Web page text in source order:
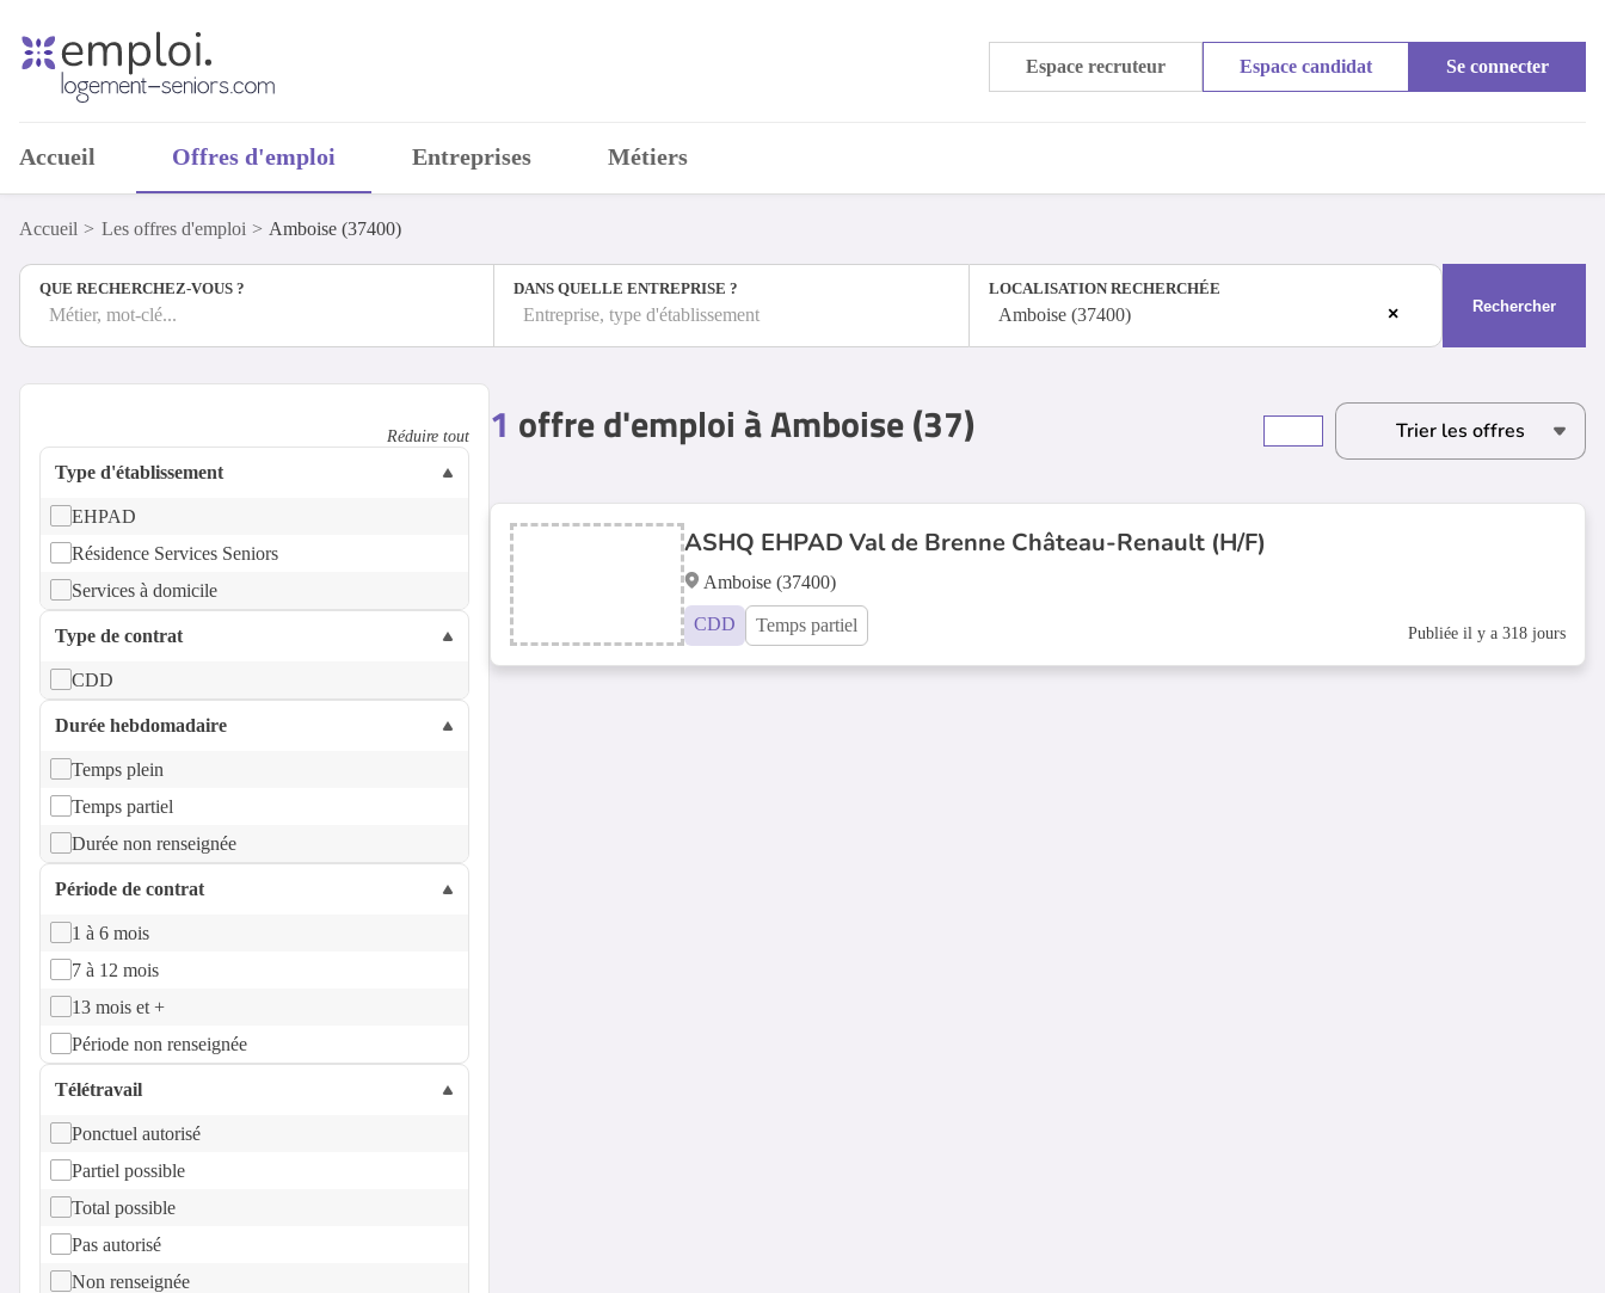
Espace recruteur Espace candidat Se connecter
Accueil Offres d'emploi Entreprises Métiers
Accueil Les offres d'emploi Amboise (37400)
QUE RECHERCHEZ-VOUS ?
Métier, mot-clé...
DANS QUELLE ENTREPRISE ?
Entreprise, type d'établissement
LOCALISATION RECHERCHÉE
×
Amboise (37400) Rechercher
1 offre d'emploi à Amboise (37)
ASHQ EHPAD Val de Brenne Château-Renault (H/F)
Amboise (37400)
CDD Temps partiel Publiée il y a 318 jours
Réduire tout
Type d'établissement
EHPAD
Résidence Services Seniors
Services à domicile
Type de contrat
CDD
Durée hebdomadaire
Temps plein
Temps partiel
Durée non renseignée
Période de contrat
1 à 6 mois
7 à 12 mois
13 mois et +
Période non renseignée
Télétravail
Ponctuel autorisé
Partiel possible
Total possible
Pas autorisé
Non renseignée